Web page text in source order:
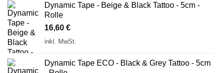
Dynamic Tape - Beige & Black Tattoo - 5cm -
Rolle
16,60 €
inkl. MwSt.
Dynamic Tape ECO - Black & Grey Tattoo - 5cm